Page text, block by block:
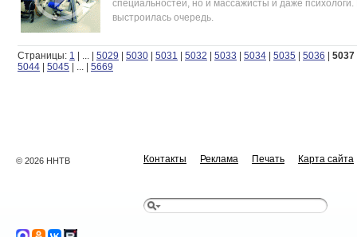
специальностей, но и массажисты и даже
выстроилась очередь.
Страницы: 1 | | 5029 | 5030 | 5031 | 5032 | 5033 | 5034 | 5035 | 5036 | 5037
5044 | 5045 | | 5669
© 2026 ННТВ Контакты Реклама Печать Карта сайта